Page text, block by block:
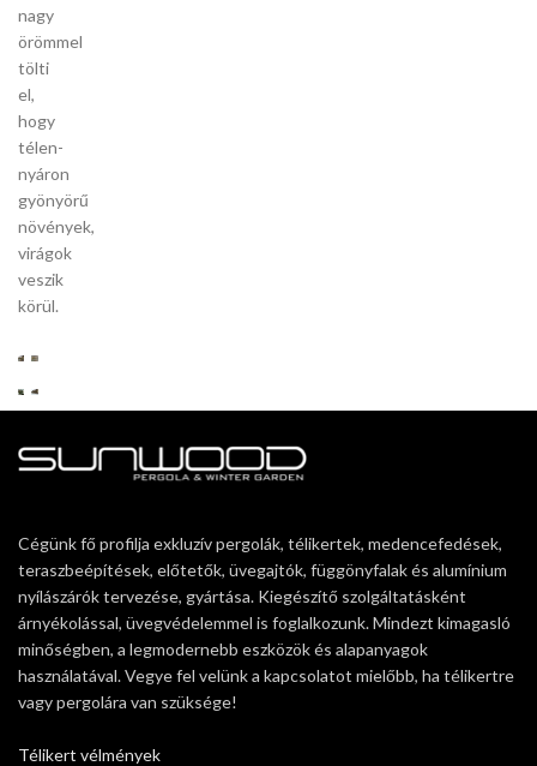
nagy
örömmel
tölti
el,
hogy
télen-
nyáron
gyönyörű
növények,
virágok
veszik
körül.
Cégünk fő profilja exkluzív pergolák, télikertek, medencefedések,
teraszbeépítések, előtetők, üvegajtók, függönyfalak és alumínium
nyílászárók tervezése, gyártása. Kiegészítő szolgáltatásként
árnyékolással, üvegvédelemmel is foglalkozunk. Mindezt kimagasló
minőségben, a legmodernebb eszközök és alapanyagok
használatával. Vegye fel velünk a kapcsolatot mielőbb, ha télikertre
vagy pergolára van szüksége!
Télikert vélmények